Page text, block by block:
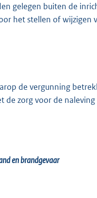
gelegen buiten de
het stellen of wijzigen
de vergunning
zorg voor de
en brandgevaar